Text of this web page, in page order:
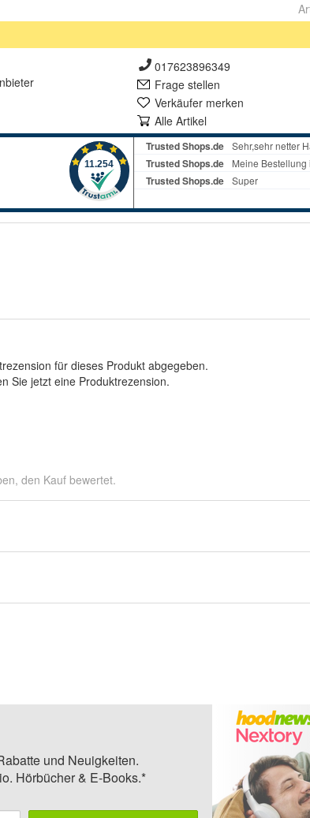
017623896349
Frage stellen
Verkäufer merken
Alle Artikel
für dieses Produkt abgegeben.
Sie jetzt eine Produktrezension.
den Kauf bewertet.
und Neuigkeiten.
Hörbücher & E-Books.*